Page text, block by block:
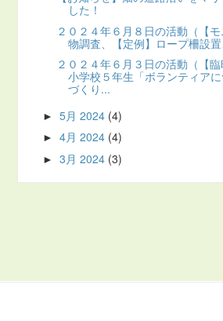
した！
２０２４年６月８日の活動（【
物調査、【定例】ロープ柵設
２０２４年６月３日の活動（【
小学校５年生「ボランティア
づくり...
►5月 2024 (4)
►4月 2024 (4)
►3月 2024 (3)